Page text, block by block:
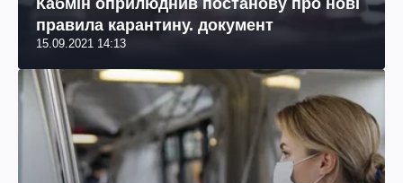
Кабмін оприлюднив постанову про нові
правила карантину. документ
15.09.2021 14:13